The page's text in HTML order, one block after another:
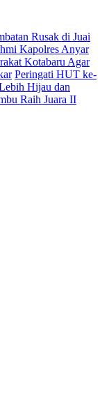
Rusak di Juai
Kapolres Anyar
Kotabaru Agar
Peringati HUT ke-
Hijau dan
Raih Juara II